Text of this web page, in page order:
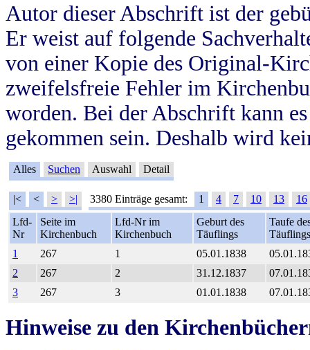
Autor dieser Abschrift ist der
Er weist auf folgende
von einer Kopie des Original-
zweifelsfreie Fehler im
worden. Bei der Abschrift kann
gekommen sein. Deshalb wird
Alles Suchen Auswahl Detail
|< < > >| 3380 Einträge gesamt: 1 4 7 10 13
16
Lfd-
Nr
Seite im
Kirchenbuch
Lfd-Nr im
Kirchenbuch
Geburt des
Täuflings
Taufe
Täuflings
1
267 1 05.01.1838
2
267 2 31.12.1837
3
267 3 01.01.1838
Hinweise zu den